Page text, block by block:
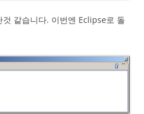
같습니다. 이번엔 Eclipse로 돌